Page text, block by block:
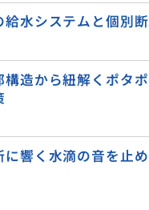
給水システムと個別
構造から紐解くポタ
に響く水滴の音を止